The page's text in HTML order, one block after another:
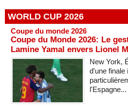
WORLD CUP 2026
Coupe du monde 2026
Coupe du Monde 2026: Le
Lamine Yamal envers Lionel
New York,
d'une finale
l'Espagne...